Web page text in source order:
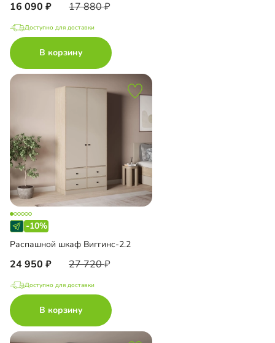
16 090 17 880
Доступно для доставки
В корзину
-10%
Распашной шкаф Виггинс-2.2
24 950 27 720
Доступно для доставки
В корзину